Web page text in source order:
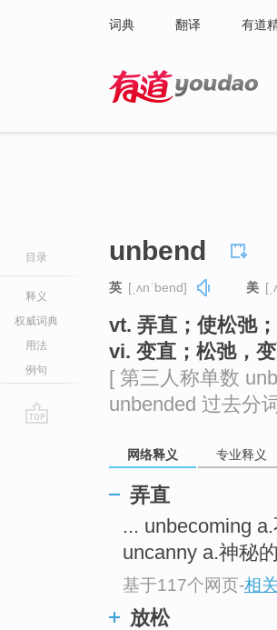
词典 翻译 有道
目录
释义
权威词典
用法
例句
unbend
英 [ˌʌnˈbend] 美
vt. 弄直；使松弛
vi. 变直；松弛，
[ 第三人称单数
unbended 过去分
网络释义 专业释义
弄直
... unbecoming
uncanny a.神秘
基于117个网页-相
放松